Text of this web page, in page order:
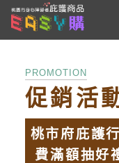
跳到主要內容
PROMOTION
促銷活
桃市府庇護
費滿額抽好